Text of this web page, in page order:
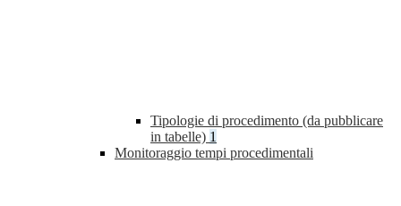
Tipologie di procedimento (da pubblicare
in tabelle) 1
Monitoraggio tempi procedimentali